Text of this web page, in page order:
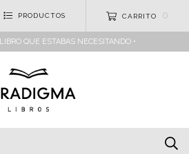
PRODUCTOS CARRITO 0
QUE ESTABAS NECESITANDO •